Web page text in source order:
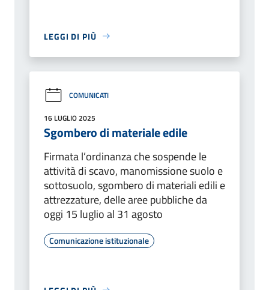
LEGGI DI PIÙ
COMUNICATI
16 LUGLIO 2025
Sgombero di materiale edile
Firmata l’ordinanza che sospende le
attività di scavo, manomissione suolo e
sottosuolo, sgombero di materiali edili e
attrezzature, delle aree pubbliche da
oggi 15 luglio al 31 agosto
Comunicazione istituzionale